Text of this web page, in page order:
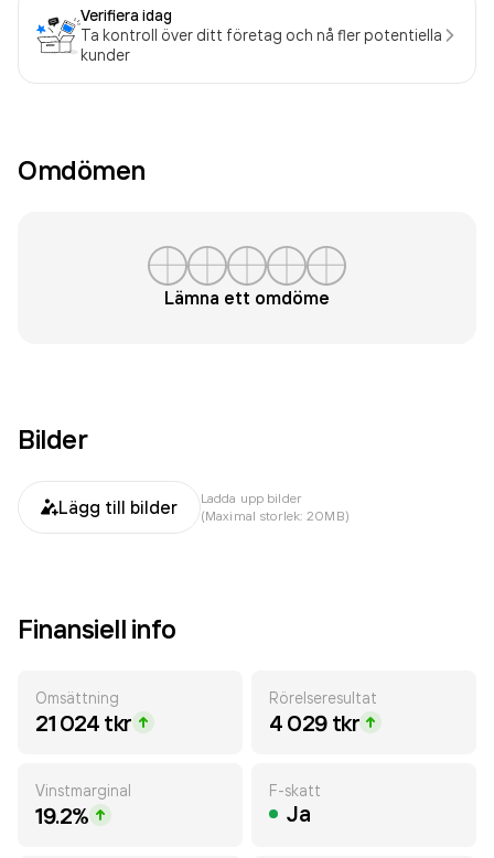
Verifiera idag
Ta kontroll över ditt företag och nå fler potentiella
kunder
Omdömen
Lämna ett omdöme
Bilder
Lägg till bilder
Ladda upp bilder
(Maximal storlek: 20MB)
Finansiell info
Omsättning
21 024 tkr
Rörelseresultat
4 029 tkr
Vinstmarginal
19.2%
F-skatt
Ja